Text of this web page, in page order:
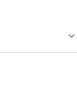
keyboard_arrow_down